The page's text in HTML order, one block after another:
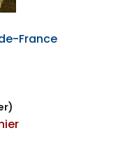
France